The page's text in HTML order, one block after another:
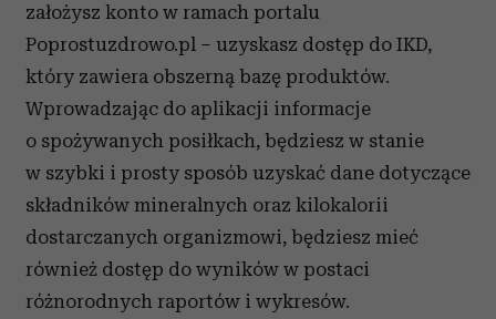
założysz konto w ramach portalu
Poprostuzdrowo.pl – uzyskasz dostęp do IKD,
który zawiera obszerną bazę produktów.
Wprowadzając do aplikacji informacje
o spożywanych posiłkach, będziesz w stanie
w szybki i prosty sposób uzyskać dane dotyczące
składników mineralnych oraz kilokalorii
dostarczanych organizmowi, będziesz mieć
również dostęp do wyników w postaci
różnorodnych raportów i wykresów.